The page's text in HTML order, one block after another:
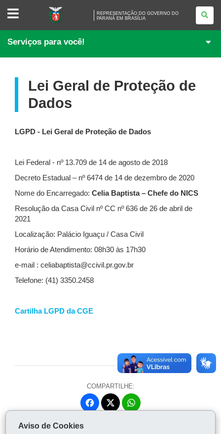
REPRESENTAÇÃO
GOVERNO
DO
PARANÁ
EM
REPRESENTAÇÃO DO GOVERNO DO
PARANÁ EM BRASÍLIA
Serviços para você!
Lei Geral de Proteção de
Dados
LGPD - Lei Geral de Proteção de Dados
Lei Federal - nº 13.709 de 14 de agosto de 2018
Decreto Estadual – nº 6474 de 14 de dezembro de 2020
Nome do Encarregado: Celia Baptista – Chefe do NICS
Resolução da Casa Civil nº CC nº 636 de 26 de abril de
2021
Localização: Palácio Iguaçu / Casa Civil
Horário de Atendimento: 08h30 às 17h30
e-mail : celiabaptista@ccivil.pr.gov.br
Telefone: (41) 3350.2458
Cartilha LGPD da CGE
COMPARTILHE:
Fa
Voltar
Aviso de Cookies